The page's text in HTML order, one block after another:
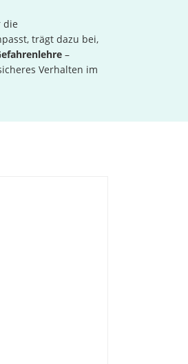
die
trägt dazu bei,
–
Verhalten im